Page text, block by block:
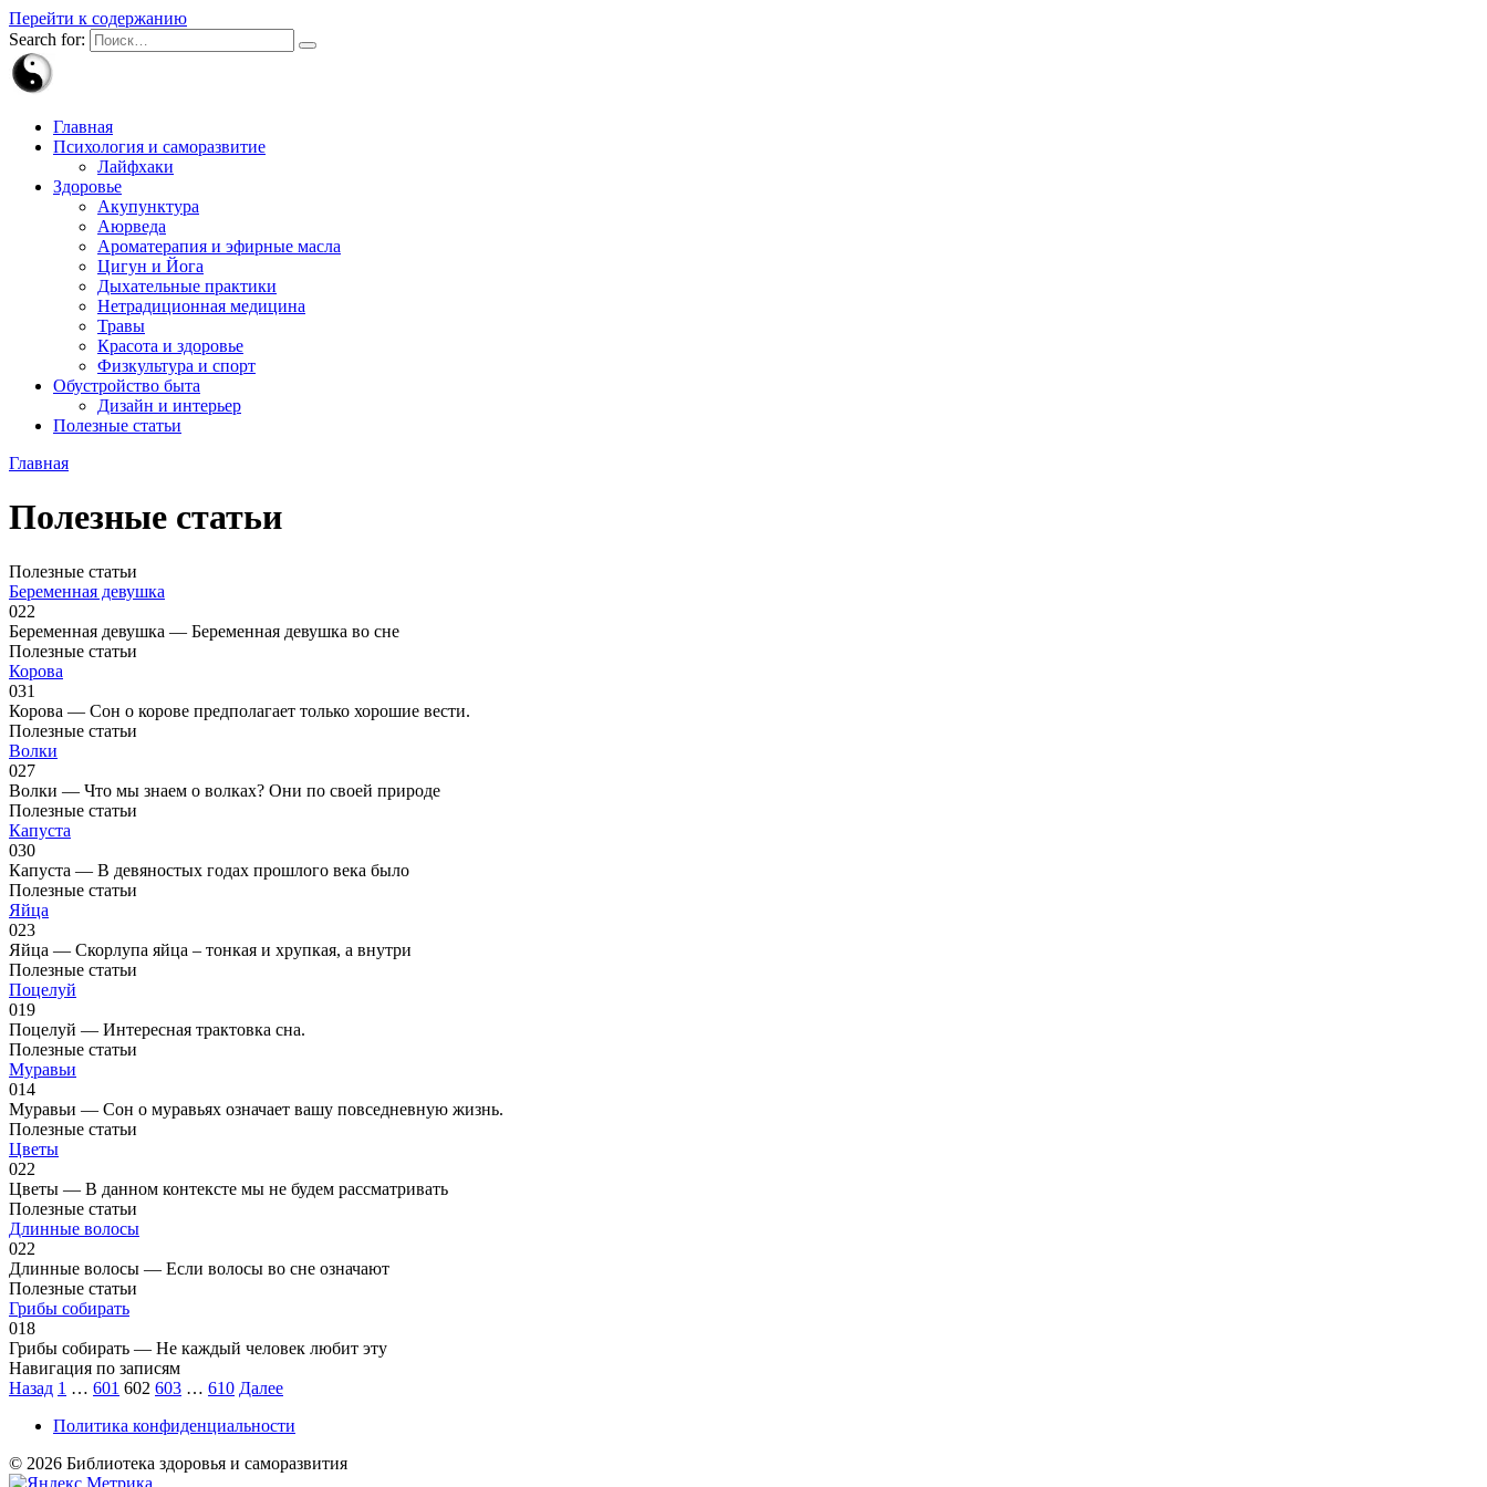
Перейти к содержанию
Search for:
Главная
Психология и саморазвитие
Лайфхаки
Здоровье
Акупунктура
Аюрведа
Ароматерапия и эфирные масла
Цигун и Йога
Дыхательные практики
Нетрадиционная медицина
Травы
Красота и здоровье
Физкультура и спорт
Обустройство быта
Дизайн и интерьер
Полезные статьи
Главная
Полезные статьи
Полезные статьи
Беременная девушка
022
Беременная девушка — Беременная девушка во сне
Полезные статьи
Корова
031
Корова — Сон о корове предполагает только хорошие вести.
Полезные статьи
Волки
027
Волки — Что мы знаем о волках? Они по своей природе
Полезные статьи
Капуста
030
Капуста — В девяностых годах прошлого века было
Полезные статьи
Яйца
023
Яйца — Скорлупа яйца – тонкая и хрупкая, а внутри
Полезные статьи
Поцелуй
019
Поцелуй — Интересная трактовка сна.
Полезные статьи
Муравьи
014
Муравьи — Сон о муравьях означает вашу повседневную жизнь.
Полезные статьи
Цветы
022
Цветы — В данном контексте мы не будем рассматривать
Полезные статьи
Длинные волосы
022
Длинные волосы — Если волосы во сне означают
Полезные статьи
Грибы собирать
018
Грибы собирать — Не каждый человек любит эту
Навигация по записям
Назад 1 … 601 602 603 … 610 Далее
Политика конфиденциальности
© 2026 Библиотека здоровья и саморазвития